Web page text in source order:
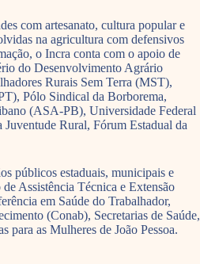
com artesanato, cultura popular e
na agricultura com defensivos
o Incra conta com o apoio de
do Desenvolvimento Agrário
Rurais Sem Terra (MST),
Pólo Sindical da Borborema,
(ASA-PB), Universidade Federal
Rural, Fórum Estadual da
públicos estaduais, municipais e
Assistência Técnica e Extensão
em Saúde do Trabalhador,
(Conab), Secretarias de Saúde,
para as Mulheres de João Pessoa.